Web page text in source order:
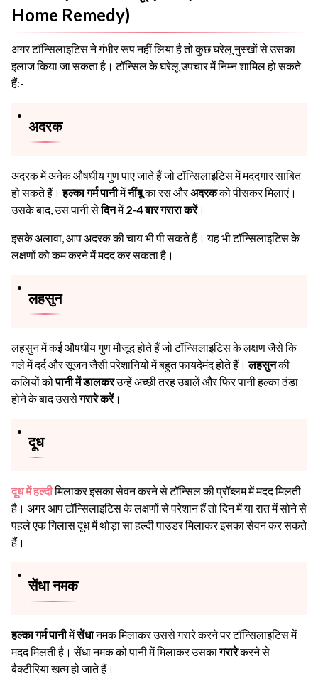
Home Remedy)
अगर टॉन्सिलाइटिस ने गंभीर रूप नहीं लिया है तो कुछ घरेलू नुस्खों से उसका
इलाज किया जा सकता है। टॉन्सिल के घरेलू उपचार में निम्न शामिल हो सकते
हैं:-
अदरक
अदरक में अनेक औषधीय गुण पाए जाते हैं जो टॉन्सिलाइटिस में मददगार साबित
हो सकते हैं।हल्का गर्म पानीमेंनींबूका रस औरअदरकको पीसकर मिलाएं।
उसके बाद, उस पानी सेदिनमें2-4 बार गरारा करें।
इसके अलावा, आप अदरक की चाय भी पी सकते हैं। यह भी टॉन्सिलाइटिस के
लक्षणों को कम करने में मदद कर सकता है।
लहसुन
लहसुन में कई औषधीय गुण मौजूद होते हैं जो टॉन्सिलाइटिस के लक्षण जैसे कि
गले में दर्द और सूजन जैसी परेशानियों में बहुत फायदेमंद होते हैं।लहसुनकी
कलियों कोपानी में डालकरउन्हें अच्छी तरह उबालें और फिर पानी हल्का ठंडा
होने के बाद उससेगरारे करें।
दूध
दूध में हल्दीमिलाकर इसका सेवन करने से टॉन्सिल की प्रॉब्लम में मदद मिलती
है। अगर आप टॉन्सिलाइटिस के लक्षणों से परेशान हैं तो दिन में या रात में सोने से
पहले एक गिलास दूध में थोड़ा सा हल्दी पाउडर मिलाकर इसका सेवन कर सकते
हैं।
सेंधा नमक
हल्का गर्म पानीमेंसेंधानमक मिलाकर उससे गरारे करने पर टॉन्सिलाइटिस में
मदद मिलती है। सेंधा नमक को पानी में मिलाकर उसकागरारेकरने से
बैक्टीरिया खत्म हो जाते हैं।